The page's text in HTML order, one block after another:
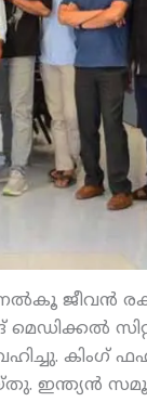
ജീവന്‍
കിംഗ്
ഇന്ത്യന്‍